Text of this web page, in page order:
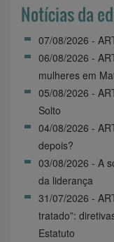
Notícias da
07/08/2026 -
06/08/2026 -
mulheres em
05/08/2026 -
Solto
04/08/2026 -
depois?
03/08/2026 - A
da liderança
31/07/2026 -
tratado”:
Estatuto